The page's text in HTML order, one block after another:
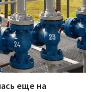
еще на